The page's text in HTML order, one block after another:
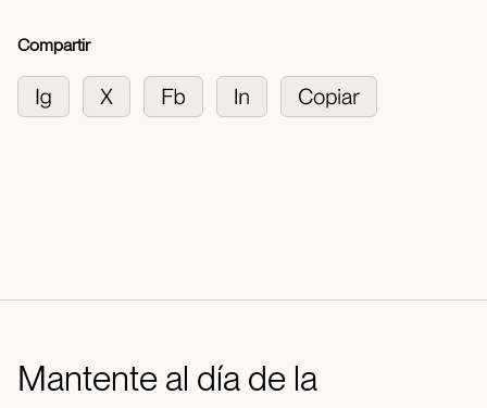
Compartir
Mantente al día de la